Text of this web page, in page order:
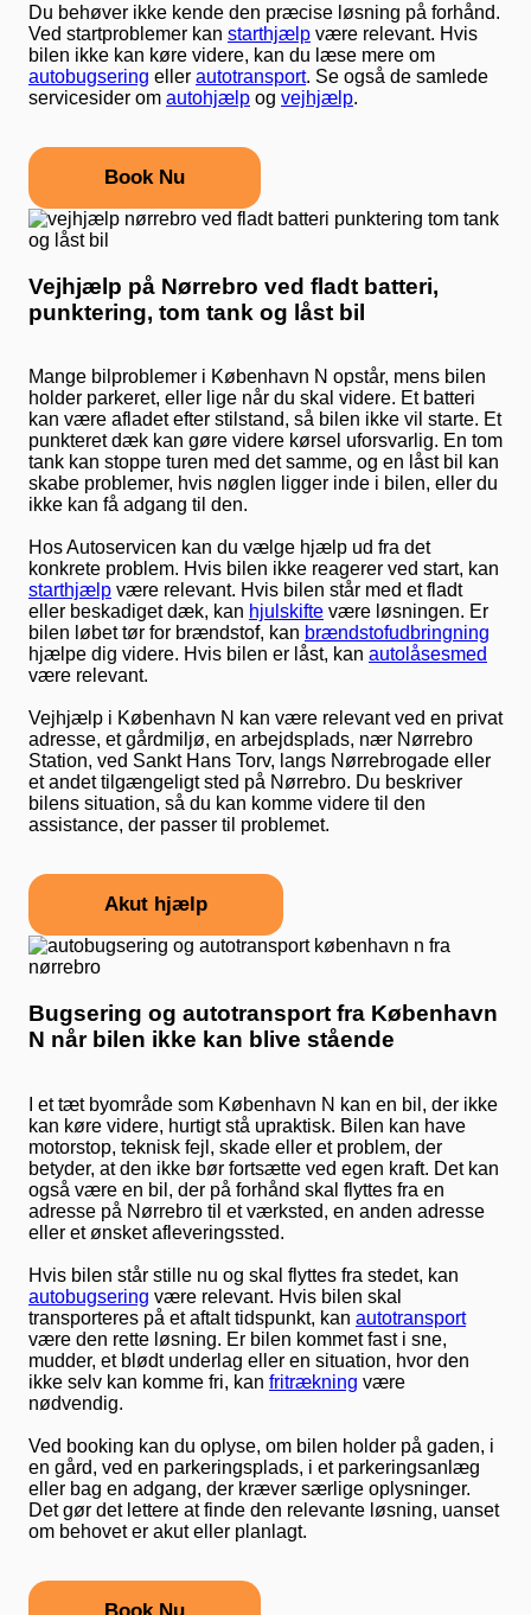
Du behøver ikke kende den præcise løsning på forhånd.
Ved startproblemer kan starthjælp være relevant. Hvis
bilen ikke kan køre videre, kan du læse mere om
autobugsering eller autotransport. Se også de samlede
servicesider om autohjælp og vejhjælp.
Book Nu
Vejhjælp på Nørrebro ved fladt batteri,
punktering, tom tank og låst bil
Mange bilproblemer i København N opstår, mens bilen
holder parkeret, eller lige når du skal videre. Et batteri
kan være afladet efter stilstand, så bilen ikke vil starte. Et
punkteret dæk kan gøre videre kørsel uforsvarlig. En tom
tank kan stoppe turen med det samme, og en låst bil kan
skabe problemer, hvis nøglen ligger inde i bilen, eller du
ikke kan få adgang til den.
Hos Autoservicen kan du vælge hjælp ud fra det
konkrete problem. Hvis bilen ikke reagerer ved start, kan
starthjælp være relevant. Hvis bilen står med et fladt
eller beskadiget dæk, kan hjulskifte være løsningen. Er
bilen løbet tør for brændstof, kan brændstofudbringning
hjælpe dig videre. Hvis bilen er låst, kan autolåsesmed
være relevant.
Vejhjælp i København N kan være relevant ved en privat
adresse, et gårdmiljø, en arbejdsplads, nær Nørrebro
Station, ved Sankt Hans Torv, langs Nørrebrogade eller
et andet tilgængeligt sted på Nørrebro. Du beskriver
bilens situation, så du kan komme videre til den
assistance, der passer til problemet.
Akut hjælp
Bugsering og autotransport fra København
N når bilen ikke kan blive stående
I et tæt byområde som København N kan en bil, der ikke
kan køre videre, hurtigt stå upraktisk. Bilen kan have
motorstop, teknisk fejl, skade eller et problem, der
betyder, at den ikke bør fortsætte ved egen kraft. Det kan
også være en bil, der på forhånd skal flyttes fra en
adresse på Nørrebro til et værksted, en anden adresse
eller et ønsket afleveringssted.
Hvis bilen står stille nu og skal flyttes fra stedet, kan
autobugsering være relevant. Hvis bilen skal
transporteres på et aftalt tidspunkt, kan autotransport
være den rette løsning. Er bilen kommet fast i sne,
mudder, et blødt underlag eller en situation, hvor den
ikke selv kan komme fri, kan fritrækning være
nødvendig.
Ved booking kan du oplyse, om bilen holder på gaden, i
en gård, ved en parkeringsplads, i et parkeringsanlæg
eller bag en adgang, der kræver særlige oplysninger.
Det gør det lettere at finde den relevante løsning, uanset
om behovet er akut eller planlagt.